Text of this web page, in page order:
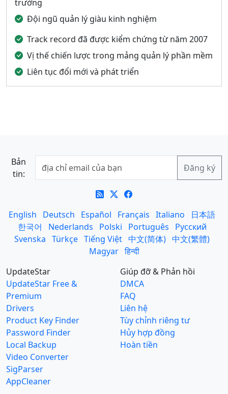
trưởng
Đội ngũ quản lý giàu kinh nghiệm
Track record đã được kiểm chứng từ năm 2007
Vị thế chiến lược trong mảng quản lý phần mềm
Liên tục đổi mới và phát triển
Bản
tin:
English Deutsch Español Français Italiano
日本語
한국어
Nederlands Polski Português
Русский
Svenska Türkçe Tiếng Việt 中文(简体) 中文(繁體)
Magyar हिन्दी
UpdateStar
UpdateStar Free &
Premium
Drivers
Product Key Finder
Password Finder
Local Backup
Video Converter
SigParser
AppCleaner
Giúp đỡ & Phản hồi
DMCA
FAQ
Liên hệ
Tùy chỉnh riêng tư
Hủy hợp đồng
Hoàn tiền